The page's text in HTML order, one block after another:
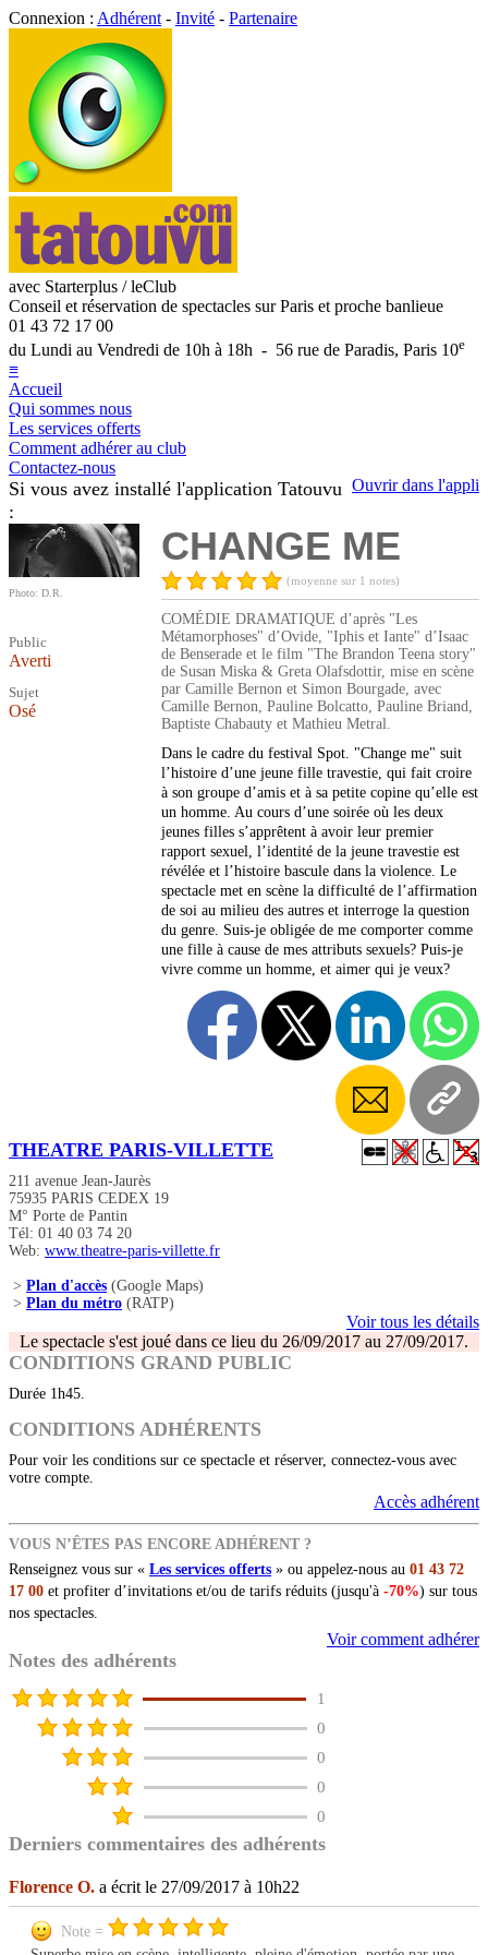
Connexion : Adhérent - Invité - Partenaire
avec Starterplus / leClub
Conseil et réservation de spectacles sur Paris et proche banlieue
01 43 72 17 00
du Lundi au Vendredi de 10h à 18h - 56 rue de Paradis, Paris 10e
≡
Accueil
Qui sommes nous
Les services offerts
Comment adhérer au club
Contactez-nous
Ouvrir dans l'appli
Si vous avez installé l'application Tatouvu
:
Photo: D.R.
Public
Averti
Sujet
Osé
CHANGE ME
(moyenne sur 1 notes)
COMÉDIE DRAMATIQUE d’après "Les
Métamorphoses" d’Ovide, "Iphis et Iante" d’Isaac
de Benserade et le film "The Brandon Teena story"
de Susan Miska & Greta Olafsdottir, mise en scène
par Camille Bernon et Simon Bourgade, avec
Camille Bernon, Pauline Bolcatto, Pauline Briand,
Baptiste Chabauty et Mathieu Metral.
Dans le cadre du festival Spot. "Change me" suit
l’histoire d’une jeune fille travestie, qui fait croire
à son groupe d’amis et à sa petite copine qu’elle est
un homme. Au cours d’une soirée où les deux
jeunes filles s’apprêtent à avoir leur premier
rapport sexuel, l’identité de la jeune travestie est
révélée et l’histoire bascule dans la violence. Le
spectacle met en scène la difficulté de l’affirmation
de soi au milieu des autres et interroge la question
du genre. Suis-je obligée de me comporter comme
une fille à cause de mes attributs sexuels? Puis-je
vivre comme un homme, et aimer qui je veux?
THEATRE PARIS-VILLETTE
211 avenue Jean-Jaurès
75935 PARIS CEDEX 19
M° Porte de Pantin
Tél: 01 40 03 74 20
Web: www.theatre-paris-villette.fr
> Plan d'accès (Google Maps)
> Plan du métro (RATP)
Voir tous les détails
Le spectacle s'est joué dans ce lieu du 26/09/2017 au 27/09/2017.
CONDITIONS GRAND PUBLIC
Durée 1h45.
CONDITIONS ADHÉRENTS
Pour voir les conditions sur ce spectacle et réserver, connectez-vous avec
votre compte.
Accès adhérent
VOUS N’ÊTES PAS ENCORE ADHÉRENT ?
Renseignez vous sur « Les services offerts » ou appelez-nous au 01 43 72
17 00 et profiter d’invitations et/ou de tarifs réduits (jusqu'à -70%) sur tous
nos spectacles.
Voir comment adhérer
Notes des adhérents
1
0
0
0
0
Derniers commentaires des adhérents
Florence O. a écrit le 27/09/2017 à 10h22
Note =